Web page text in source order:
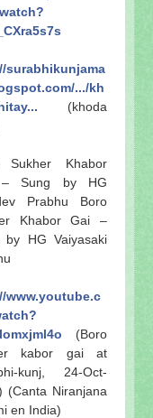
surabhikunjama
.../kh
(khoda
Sukher Khabor
Sung by HG
Prabhu Boro
Khabor Gai –
by HG Vaiyasaki
www.youtube.c
(Boro
kabor gai at
kunj, 24-Oct-
(Canta Niranjana
en India)